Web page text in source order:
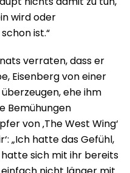
wird oder
ist.“
verraten, dass er
Eisenberg von einer
ehe ihm
Bemühungen
von ‚The West Wing‘
„Ich hatte das Gefühl,
hatte sich mit ihr bereits